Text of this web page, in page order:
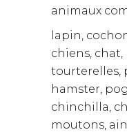
animaux
lapin,
chiens, chat,
tourterelles,
hamster,
chinchilla,
moutons,